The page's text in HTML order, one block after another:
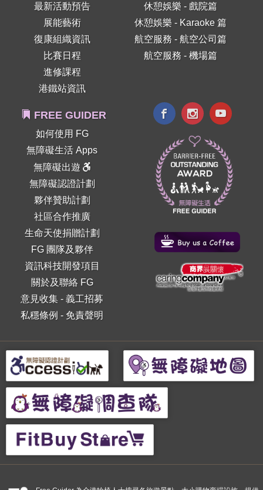
最新活動預告
展能藝術
復康組織資訊
比賽日程
進修課程
港鐵站資訊
休憩娛樂 - 戲院篇
休憩娛樂 - Karaoke 篇
航空服務 - 航空公司篇
航空服務 - 機場篇
FREE GUIDER
如何使用 FG
無障礙生活 Apps
無障礙出遊
無障礙認證計劃
夥伴贊助計劃
社區合作推廣
生命天使捐贈計劃
FG 團隊及夥伴
資訊科技開發項目
關於及聯絡 FG
意見收集 -義工招募
私穩條例 - 免責聲明